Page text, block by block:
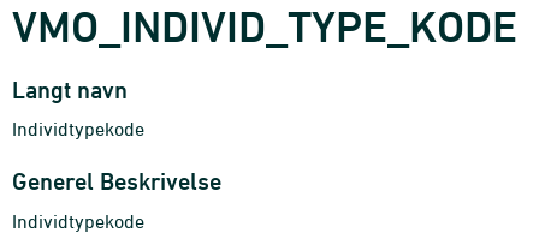
VMO_INDIVID_TYPE_KODE
Langt navn
Individtypekode
Generel Beskrivelse
Individtypekode